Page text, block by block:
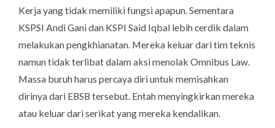
Kerja yang tidak memiliki fungsi apapun. Sementara
KSPSI Andi Gani dan KSPI Said Iqbal lebih cerdik dalam
melakukan pengkhianatan. Mereka keluar dari tim teknis
namun tidak terlibat dalam aksi menolak Omnibus Law.
Massa buruh harus percaya diri untuk memisahkan
dirinya dari EBSB tersebut. Entah menyingkirkan mereka
atau keluar dari serikat yang mereka kendalikan.